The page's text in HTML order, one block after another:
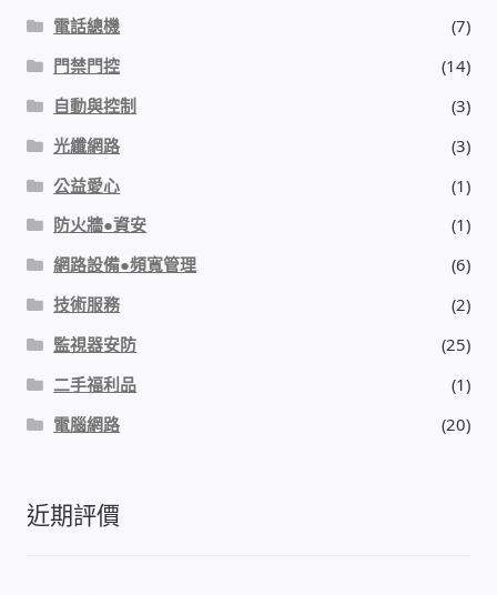
電話總機
(7)
門禁門控
(14)
自動與控制
(3)
光纖網路
(3)
公益愛心
(1)
防火牆●資安
(1)
網路設備●頻寬管理
(6)
技術服務
(2)
監視器安防
(25)
二手福利品
(1)
電腦網路
(20)
近期評價